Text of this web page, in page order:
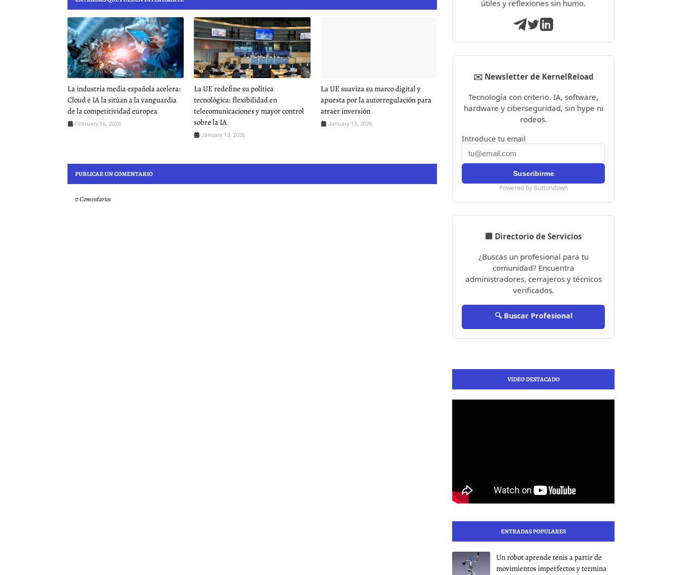
La industria media española acelera:
Cloud e IA la sitúan a la vanguardia
de la competitividad europea
February 16, 2026
La UE redefine su política
tecnológica: flexibilidad en
telecomunicaciones y mayor control
sobre la IA
January 13, 2026
La UE suaviza su marco digital y
apuesta por la autorregulación para
atraer inversión
January 13, 2026
PUBLICAR UN COMENTARIO
0 Comentarios
útiles y reflexiones sin humo.
✉️ Newsletter de KernelReload
Tecnología con criterio. IA, software,
hardware y ciberseguridad, sin hype ni
rodeos.
Introduce tu email
Powered by Buttondown
🏢 Directorio de Servicios
¿Buscas un profesional para tu
comunidad? Encuentra
administradores, cerrajeros y técnicos
verificados.
🔍 Buscar Profesional
VIDEO DESTACADO
ENTRADAS POPULARES
Un robot aprende tenis a partir de
movimientos imperfectos y termina